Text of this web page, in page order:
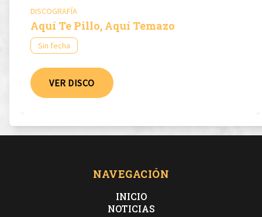
DISCOGRAFÍA
Aquí Te Pillo, Aquí Temazo
Sin fecha
VER DISCO
NAVEGACIÓN
INICIO
NOTICIAS